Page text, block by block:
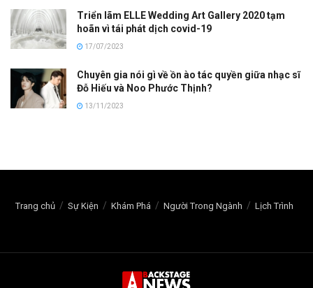
Triển lãm ELLE Wedding Art Gallery 2020 tạm
hoãn vì tái phát dịch covid-19
17/07/2023
Chuyên gia nói gì về ồn ào tác quyền giữa nhạc sĩ
Đỗ Hiếu và Noo Phước Thịnh?
13/11/2023
Trang chủ Sự Kiện Khám Phá Người Trong Ngành Lịch Trình